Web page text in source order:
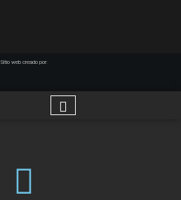
Sitio web creado por: